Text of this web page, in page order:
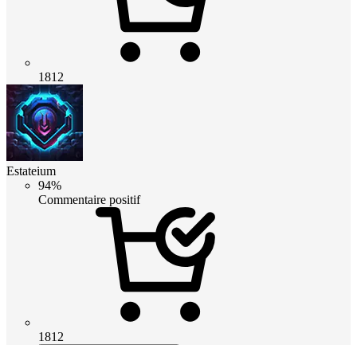
1812
Estateium
94%
Commentaire positif
1812